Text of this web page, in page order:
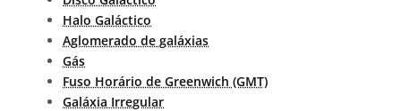
Halo Galáctico
Aglomerado de galáxias
Gás
Fuso Horário de Greenwich (GMT)
Galáxia Irregular